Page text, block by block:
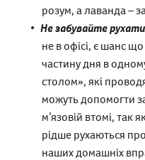
розум, а лаванда –
Не забувайте
не в офісі, є шанс
частину дня в
столом», які
можуть допомогти
м’язовій втомі, так
рідше рухаються
наших домашніх